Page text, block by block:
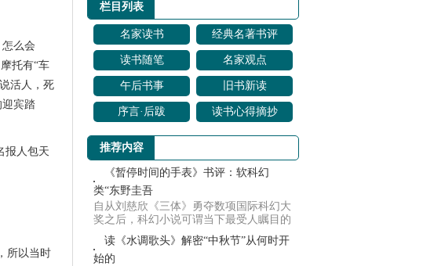
么会
托有“车
活人，死
迎宾踏
报人包天
所以当时
栏目列表
名家读书 经典名著书评
读书随笔 名家观点
午后书事 旧书新读
序言·后跋 读书心得摘抄
推荐内容
《暂停时间的手表》书评：软科幻
类“东野圭吾
自从刘慈欣《三体》勇夺数项国际科幻大
奖之后，科幻小说可谓当下最受人瞩目的
文本类型...
读《水调歌头》解密“中秋节”从何时开
始的